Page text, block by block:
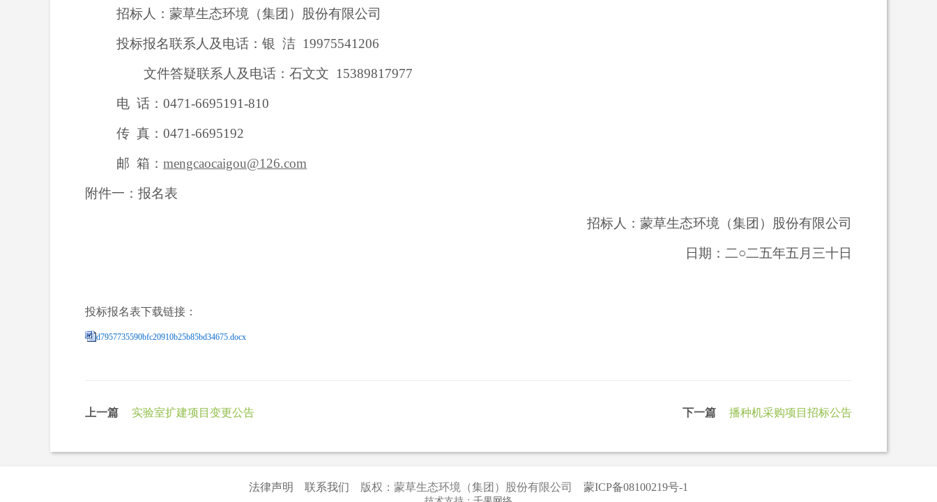
招标人：蒙草生态环境（集团）股份有限公司
投标报名联系人及电话：银 洁 19975541206
文件答疑联系人及电话：石文文 15389817977
电 话： 0471-6695191-810
传 真： 0471-6695192
邮 箱： mengcaocaigou@126.com
附件一：报名表
招标人：蒙草生态环境（集团）股份有限公司
日期：二○二五年五月 三十日
投标报名表下载链接：
d7957735590bfc20910b25b85bd34675.docx
上一篇 实验室扩建项目变更公告 下一篇 播种机采购项目招标公告
法律声明 联系我们 版权：蒙草生态环境（集团）股份有限公司 蒙ICP备08100219号-1